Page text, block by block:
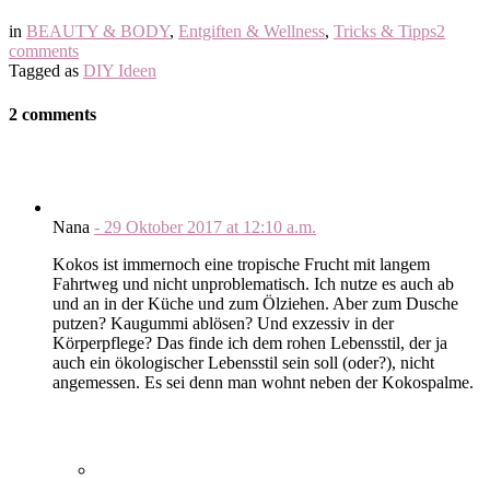
in BEAUTY & BODY, Entgiften & Wellness, Tricks & Tipps2
comments
Tagged as DIY Ideen
2 comments
Nana - 29 Oktober 2017 at 12:10 a.m.
Kokos ist immernoch eine tropische Frucht mit langem
Fahrtweg und nicht unproblematisch. Ich nutze es auch ab
und an in der Küche und zum Ölziehen. Aber zum Dusche
putzen? Kaugummi ablösen? Und exzessiv in der
Körperpflege? Das finde ich dem rohen Lebensstil, der ja
auch ein ökologischer Lebensstil sein soll (oder?), nicht
angemessen. Es sei denn man wohnt neben der Kokospalme.